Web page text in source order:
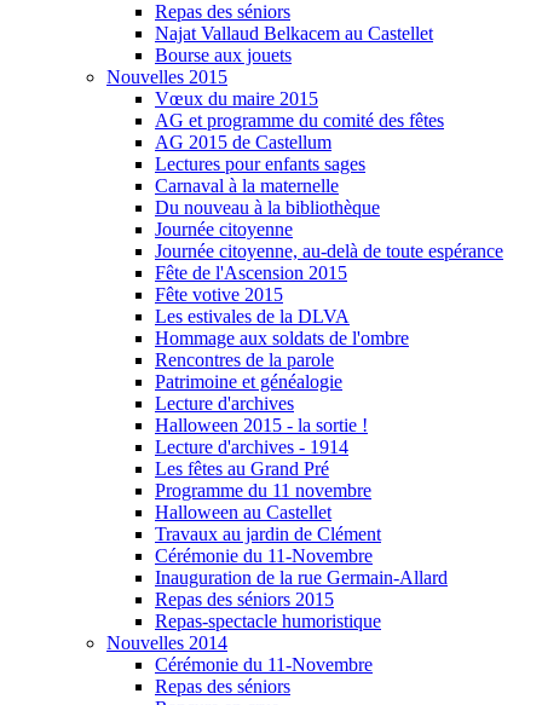
Repas des séniors
Najat Vallaud Belkacem au Castellet
Bourse aux jouets
Nouvelles 2015
Vœux du maire 2015
AG et programme du comité des fêtes
AG 2015 de Castellum
Lectures pour enfants sages
Carnaval à la maternelle
Du nouveau à la bibliothèque
Journée citoyenne
Journée citoyenne, au-delà de toute espérance
Fête de l'Ascension 2015
Fête votive 2015
Les estivales de la DLVA
Hommage aux soldats de l'ombre
Rencontres de la parole
Patrimoine et généalogie
Lecture d'archives
Halloween 2015 - la sortie !
Lecture d'archives - 1914
Les fêtes au Grand Pré
Programme du 11 novembre
Halloween au Castellet
Travaux au jardin de Clément
Cérémonie du 11-Novembre
Inauguration de la rue Germain-Allard
Repas des séniors 2015
Repas-spectacle humoristique
Nouvelles 2014
Cérémonie du 11-Novembre
Repas des séniors